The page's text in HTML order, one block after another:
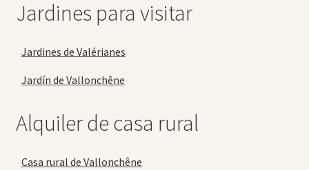
Jardines para visitar
Jardines de Valérianes
Jardín de Vallonchêne
Alquiler de casa rural
Casa rural de Vallonchêne